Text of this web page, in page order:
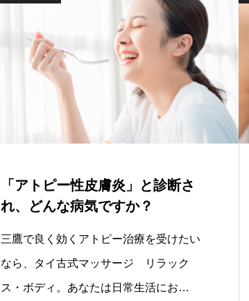
「アトピー性皮膚炎」と診断さ
れ、どんな病気ですか？
三鷹で良く効くアトピー治療を受けたい
なら、タイ古式マッサージ リラック
ス・ボディ。あなたは日常生活にお…